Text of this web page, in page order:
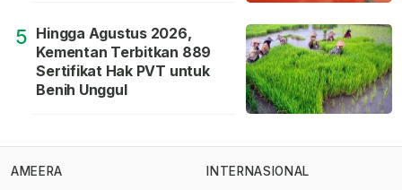
5 Hingga Agustus 2026,
Kementan Terbitkan 889
Sertifikat Hak PVT untuk
Benih Unggul
AMEERA
INTERNASIONAL